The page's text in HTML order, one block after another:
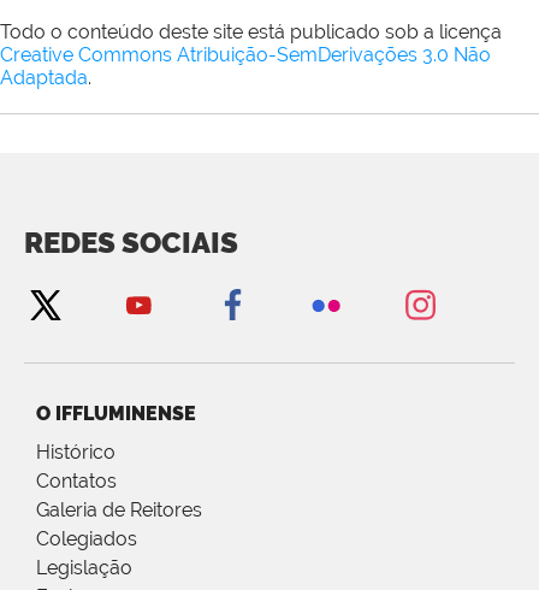
Todo o conteúdo deste site está publicado sob a licença
Creative Commons Atribuição-SemDerivações 3.0 Não
Adaptada.
REDES SOCIAIS
O IFFLUMINENSE
Histórico
Contatos
Galeria de Reitores
Colegiados
Legislação